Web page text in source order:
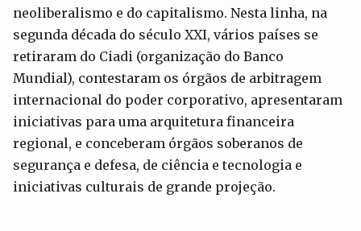
neoliberalismo e do capitalismo. Nesta linha, na
segunda década do século XXI, vários países se
retiraram do Ciadi (organização do Banco
Mundial), contestaram os órgãos de arbitragem
internacional do poder corporativo, apresentaram
iniciativas para uma arquitetura financeira
regional, e conceberam órgãos soberanos de
segurança e defesa, de ciência e tecnologia e
iniciativas culturais de grande projeção.